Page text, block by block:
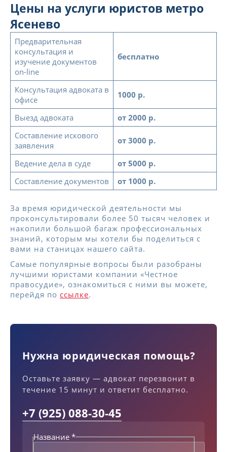
Цены на услуги юристов метро
Ясенево
Предварительная
консультация и
изучение документов
on-line
бесплатно
Консультация адвоката в
офисе
1000 р.
Выезд адвоката
от 2000 р.
Составление искового
заявления
от 3000 р.
Ведение дела в суде
от 5000 р.
Составление документов
от 1000 р.
За время юридической деятельности мы
проконсультировали более 50 тысяч человек и
накопили большой багаж профессиональных
знаний, которым мы хотели бы поделиться с
вами на станицах нашего сайта.
Самые популярные вопросы были разобраны
лучшими юристами компании «Честное
правосудие», ознакомиться с ними вы можете,
перейдя по ссылке.
Нужна юридическая помощь?
Оставьте заявку — адвокат перезвонит в
течение 15 минут и ответит бесплатно.
+7 (925) 088-30-45
Название *